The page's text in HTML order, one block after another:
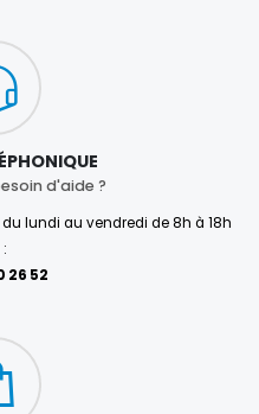
d'aide ?
lundi au vendredi de 8h à 18h
26 52